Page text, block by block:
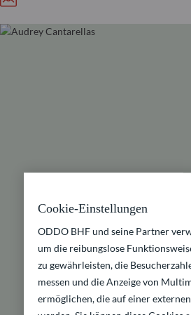
Cookie-Einstellungen
ODDO BHF und seine Partner
um die reibungslose
zu gewährleisten, die
messen und die Anzeige von
ermöglichen, die auf einer